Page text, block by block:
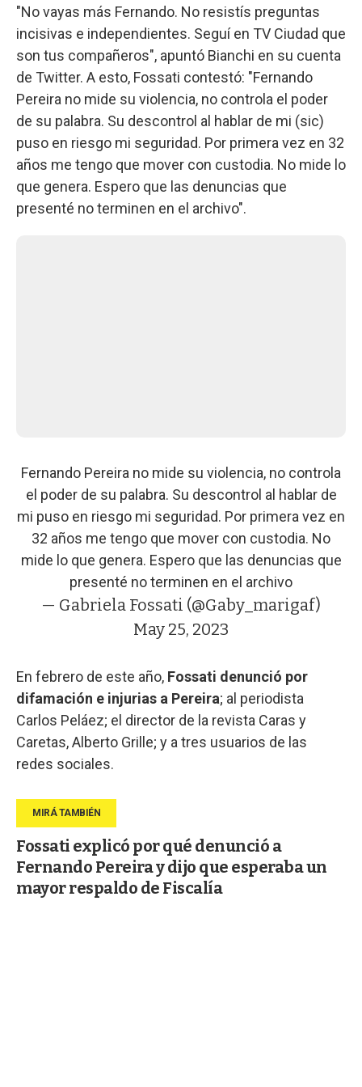
"No vayas más Fernando. No resistís preguntas
incisivas e independientes. Seguí en TV Ciudad que
son tus compañeros", apuntó Bianchi en su cuenta
de Twitter. A esto, Fossati contestó: "Fernando
Pereira no mide su violencia, no controla el poder
de su palabra. Su descontrol al hablar de mi (sic)
puso en riesgo mi seguridad. Por primera vez en 32
años me tengo que mover con custodia. No mide lo
que genera. Espero que las denuncias que
presenté no terminen en el archivo".
Fernando Pereira no mide su violencia, no controla
el poder de su palabra. Su descontrol al hablar de
mi puso en riesgo mi seguridad. Por primera vez en
32 años me tengo que mover con custodia. No
mide lo que genera. Espero que las denuncias que
presenté no terminen en el archivo
— Gabriela Fossati (@Gaby_marigaf)
May 25, 2023
En febrero de este año, Fossati denunció por
difamación e injurias a Pereira; al periodista
Carlos Peláez; el director de la revista Caras y
Caretas, Alberto Grille; y a tres usuarios de las
redes sociales.
Fossati explicó por qué denunció a
Fernando Pereira y dijo que esperaba un
mayor respaldo de Fiscalía